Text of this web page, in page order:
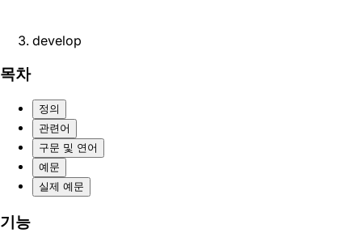
develop
목차
정의
관련어
구문 및 연어
예문
실제 예문
기능